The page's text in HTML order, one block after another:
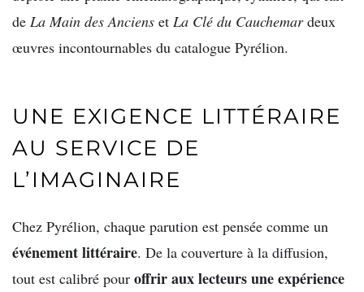
de La Main des Anciens et La Clé du Cauchemardeux
œuvres incontournables du catalogue Pyrélion.
UNE EXIGENCE LITTÉRAIRE
AU SERVICE DE
L’IMAGINAIRE
Chez Pyrélion, chaque parution est pensée comme un
événement littéraire. De la couverture à la diffusion,
tout est calibré pour offrir aux lecteurs une expérience